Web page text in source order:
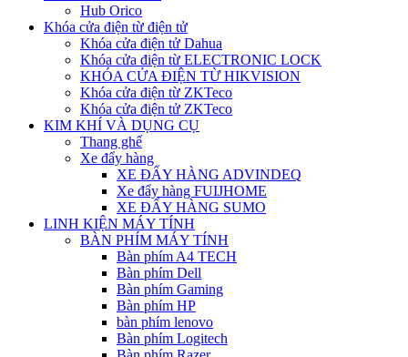
Hub Orico
Khóa cửa điện từ điện tử
Khóa cửa điện tử Dahua
Khóa cửa điện từ ELECTRONIC LOCK
KHÓA CỬA ĐIỆN TỪ HIKVISION
Khóa cửa điện từ ZKTeco
Khóa cửa điện tử ZKTeco
KIM KHÍ VÀ DỤNG CỤ
Thang ghế
Xe đẩy hàng
XE ĐẨY HÀNG ADVINDEQ
Xe đẩy hàng FUIJHOME
XE ĐẨY HÀNG SUMO
LINH KIỆN MÁY TÍNH
BÀN PHÍM MÁY TÍNH
Bàn phím A4 TECH
Bàn phím Dell
Bàn phím Gaming
Bàn phím HP
bàn phím lenovo
Bàn phím Logitech